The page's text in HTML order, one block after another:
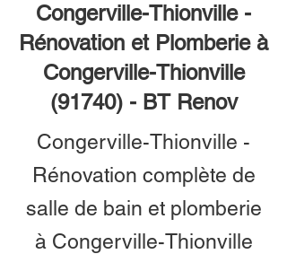
Congerville-Thionville -
Rénovation et Plomberie à
Congerville-Thionville
(91740) - BT Renov
Congerville-Thionville -
Rénovation complète de
salle de bain et plomberie
à Congerville-Thionville